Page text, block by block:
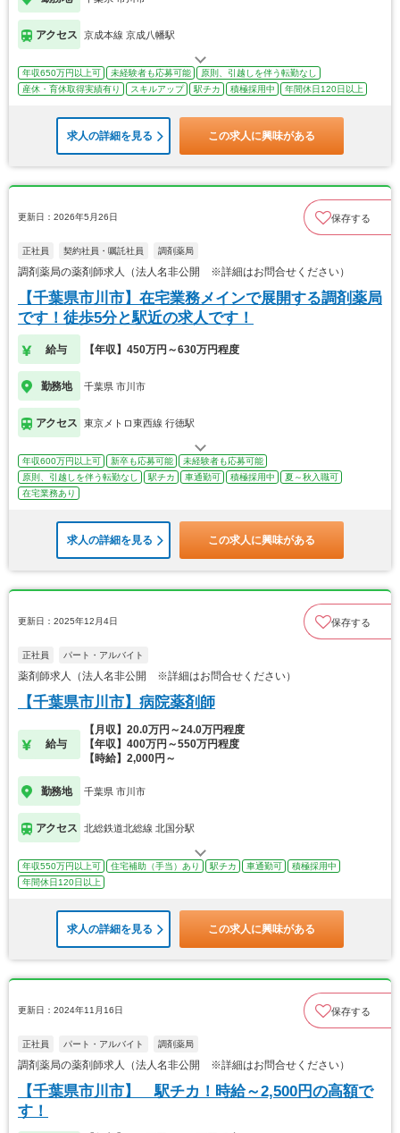
アクセス 京成本線 京成八幡駅
年収650万円以上可 未経験者も応募可能
原則、引越しを伴う転勤なし
産休・育休取得実績有り
スキルアップ 駅チカ 積極採用中 年間休日120日以上
求人の詳細を見る この求人に興味がある
更新日：2026年5月26日 保存する
正社員 契約社員・嘱託社員 調剤薬局
調剤薬局の薬剤師求人（法人名非公開 ※詳細はお問合せください）
【千葉県市川市】在宅業務メインで展開する調剤薬局
です！徒歩5分と駅近の求人です！
給与 【年収】450万円～630万円程度
勤務地 千葉県 市川市
アクセス 東京メトロ東西線 行徳駅
年収600万円以上可 新卒も応募可能
未経験者も応募可能
原則、引越しを伴う転勤なし
駅チカ 車通勤可 積極採用中
夏～秋入職可
在宅業務あり
求人の詳細を見る この求人に興味がある
更新日：2025年12月4日 保存する
正社員 パート・アルバイト
薬剤師求人（法人名非公開 ※詳細はお問合せください）
【千葉県市川市】病院薬剤師
給与
【月収】20.0万円～24.0万円程度
【年収】400万円～550万円程度
【時給】2,000円～
勤務地 千葉県 市川市
アクセス 北総鉄道北総線 北国分駅
年収550万円以上可 住宅補助（手当）あり 駅チカ 車通勤可
積極採用中
年間休日120日以上
求人の詳細を見る この求人に興味がある
更新日：2024年11月16日 保存する
正社員 パート・アルバイト 調剤薬局
調剤薬局の薬剤師求人（法人名非公開 ※詳細はお問合せください）
【千葉県市川市】 駅チカ！時給～2,500円の高額で
す！